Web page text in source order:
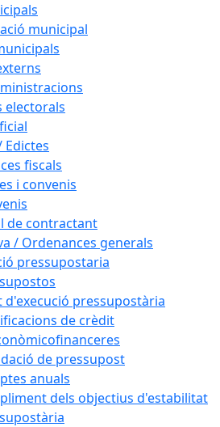
municipal
electorals
Edictes
fiscals
i convenis
de contractant
/ Ordenances generals
pressupostaria
d'execució pressupostària
de crèdit
de pressupost
anuals
dels objectius d'estabilitat